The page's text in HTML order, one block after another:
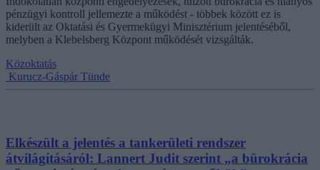
pénzügyi kontroll jellemezte a működést - többek között ez is
kiderült az Oktatási és Gyermekügyi Minisztérium jelentéséből,
melyben a Klebelsberg Központ működését vizsgálták.
Közoktatás
Kurucz-Gáspár Tünde
Elkészült a jelentés a tankerületi rendszer
átvilágításáról: Lannert Judit szerint „a bürokrácia